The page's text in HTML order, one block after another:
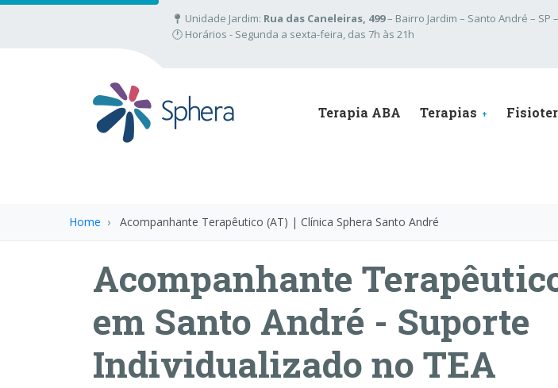
Unidade Jardim: Rua das Caneleiras, 499– Bairro Jardim – Santo André – SP
🕐 Horários - Segunda a sexta-feira, das 7h às 21h
Terapia ABA Terapias
Home Acompanhante Terapêutico (AT) | Clínica Sphera Santo André
Acompanhante
em Santo André - Suporte
Individualizado no TEA